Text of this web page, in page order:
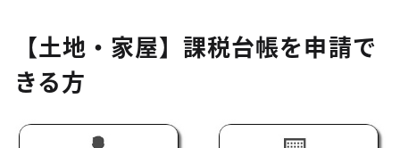
【土地・家屋】課税台帳を申請で
きる方